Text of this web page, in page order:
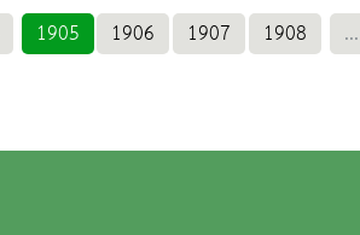
1905 1906 1907 1908 ...